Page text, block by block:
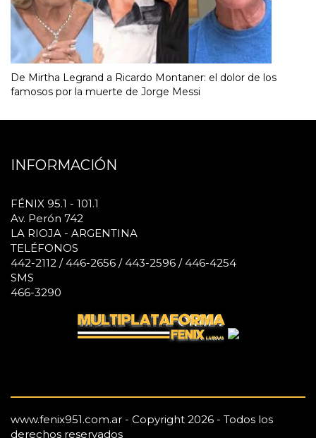
De Mirtha Legrand a Ricardo Montaner: el dolor de los
famosos por la muerte de Jorge Messi
INFORMACIÓN
FÉNIX 95.1 - 101.1
Av. Perón 742
LA RIOJA - ARGENTINA
TELÉFONOS
442-2112 / 446-2656 / 443-2596 / 446-4254
SMS
466-3290
www.fenix951.com.ar - Copyright 2026 - Todos los
derechos reservados